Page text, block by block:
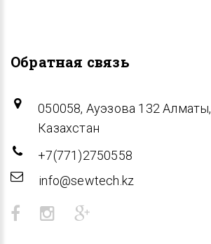
Обратная связь
050058, Ауэзова 132 Алматы,
Казахстан
+7(771)2750558
info@sewtech.kz